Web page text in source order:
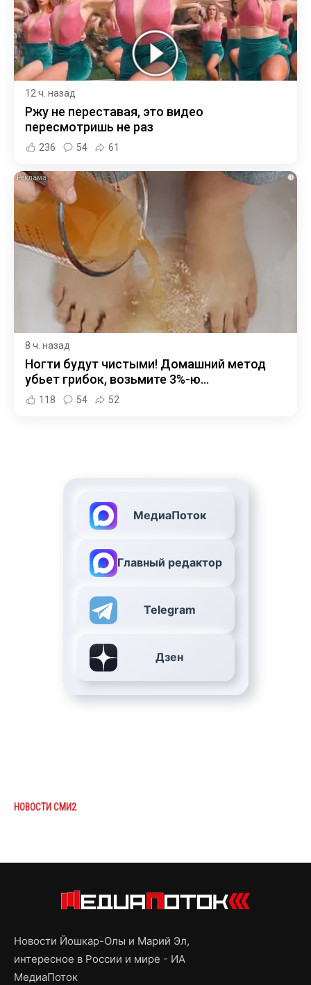
12 ч. назад
Ржу не переставая, это видео
пересмотришь не раз
236 54 61
i
8 ч. назад
Ногти будут чистыми! Домашний метод
убьет грибок, возьмите 3%-ю…
118 54 52
МедиаПоток
Главный редактор
Telegram
Дзен
НОВОСТИ СМИ2
Новости Йошкар-Олы и Марий Эл,
интересное в России и мире - ИА
МедиаПоток